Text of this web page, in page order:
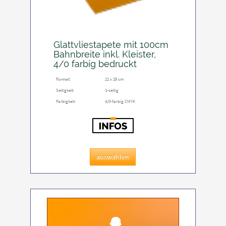
Glattvliestapete mit 100cm
Bahnbreite inkl. Kleister,
4/0 farbig bedruckt
Format:
21 x 29 cm
Seitigkeit:
1-seitig
Farbigkeit:
4/0-farbig CMYK
auswählen